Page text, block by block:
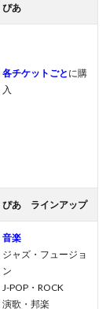
ぴあ
各チケットごと に購
入
ぴあ ラインアップ
音楽
ジャズ・フュージョ
ン
J-POP・ROCK
演歌・邦楽